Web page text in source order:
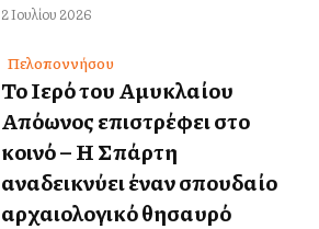
2 Ιουλίου 2026
Πελοποννήσου
Το Ιερό του Αμυκλαίου
Απόλλωνος επιστρέφει στο
κοινό – Η Σπάρτη
αναδεικνύει έναν σπουδαίο
αρχαιολογικό θησαυρό